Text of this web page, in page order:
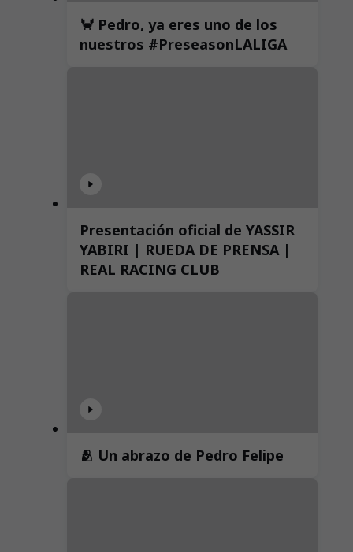
🦀 Pedro, ya eres uno de los
nuestros #PreseasonLALIGA
Presentación oficial de YASSIR
YABIRI | RUEDA DE PRENSA |
REAL RACING CLUB
🫂 Un abrazo de Pedro Felipe